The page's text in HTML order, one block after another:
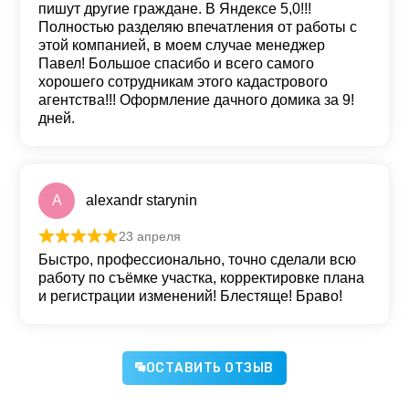
пишут другие граждане. В Яндексе 5,0!!!
Полностью разделяю впечатления от работы с
этой компанией, в моем случае менеджер
Павел! Большое спасибо и всего самого
хорошего сотрудникам этого кадастрового
агентства!!! Оформление дачного домика за 9!
дней.
A alexandr starynin
Оценка5 из 5
23 апреля
Быстро, профессионально, точно сделали всю
работу по съёмке участка, корректировке плана
и регистрации изменений! Блестяще! Браво!
ОСТАВИТЬ ОТЗЫВ